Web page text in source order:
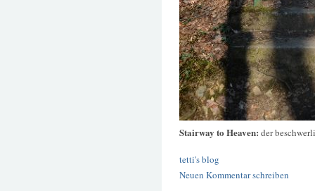
Stairway to Heaven: der
tetti's blog
Neuen Kommentar schreiben